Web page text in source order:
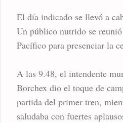
El día indicado se llevó a
Un público nutrido se
Pacífico para presenciar la
A las 9.48, el intendente
Borchex dio el toque de
partida del primer tren,
saludaba con fuertes